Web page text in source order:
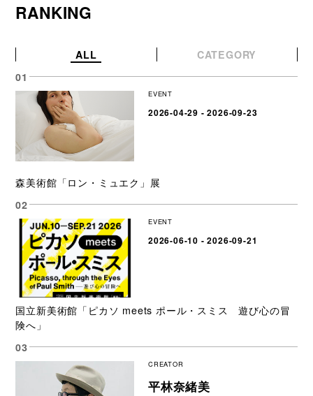
RANKING
ALL CATEGORY
EVENT
2026-04-29 - 2026-09-23
森美術館「ロン・ミュエク」展
EVENT
2026-06-10 - 2026-09-21
国立新美術館「ピカソ meets ポール・スミス 遊び心の冒
険へ」
CREATOR
平林奈緒美